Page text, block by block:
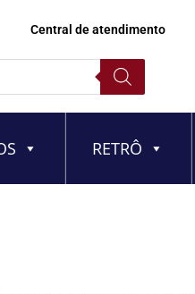
Central de atendimento
RETRÔ